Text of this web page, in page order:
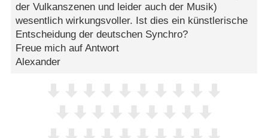
der Vulkanszenen und leider auch der Musik)
wesentlich wirkungsvoller. Ist dies ein künstlerische
Entscheidung der deutschen Synchro?
Freue mich auf Antwort
Alexander